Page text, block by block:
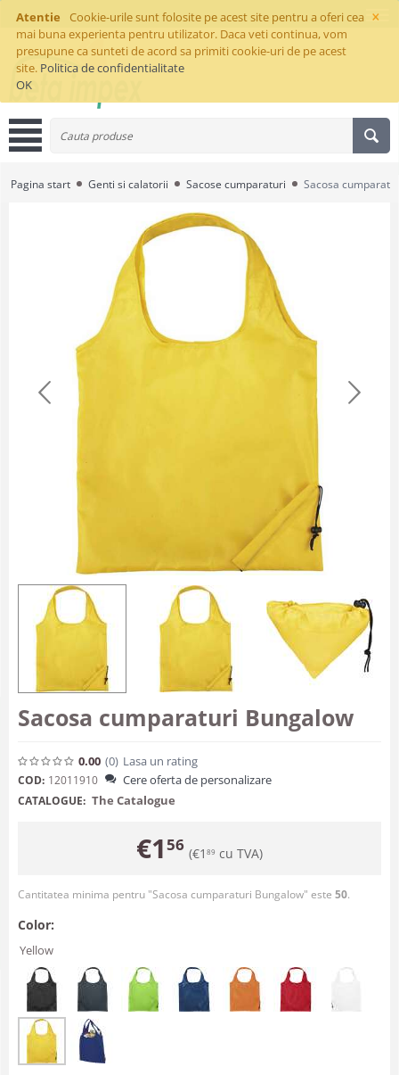
×
Atentie
Cookie-urile sunt folosite pe acest site pentru a oferi cea
mai buna experienta pentru utilizator. Daca veti continua, vom
presupune ca sunteti de acord sa primiti cookie-uri de pe acest
site. Politica de confidentialitate
OK
Pagina start Genti si calatorii Sacose cumparaturi Sacosa
Sacosa cumparaturi Bungalow
0.00 (0) Lasa un rating
COD: 12011910 Cere oferta de personalizare
CATALOGUE: The Catalogue
€156 (€1 89 cu TVA)
Cantitatea minima pentru "Sacosa cumparaturi Bungalow" este 50.
Color:
Yellow